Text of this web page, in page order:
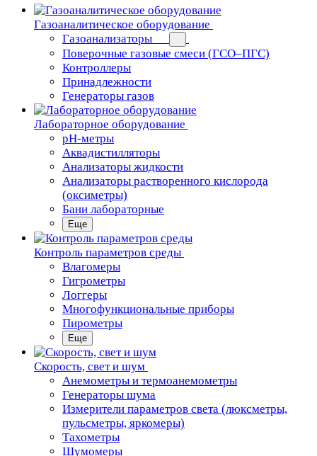
Газоаналитическое оборудование
Газоанализаторы
Поверочные газовые смеси (ГСО–ПГС)
Контроллеры
Принадлежности
Генераторы газов
Лабораторное оборудование
pH-метры
Аквадистилляторы
Анализаторы жидкости
Анализаторы растворенного кислорода
(оксиметры)
Бани лабораторные
Еще
Контроль параметров среды
Влагомеры
Гигрометры
Логгеры
Многофункциональные приборы
Пирометры
Еще
Скорость, свет и шум
Анемометры и термоанемометры
Генераторы шума
Измерители параметров света (люксметры,
пульсметры, яркомеры)
Тахометры
Шумомеры